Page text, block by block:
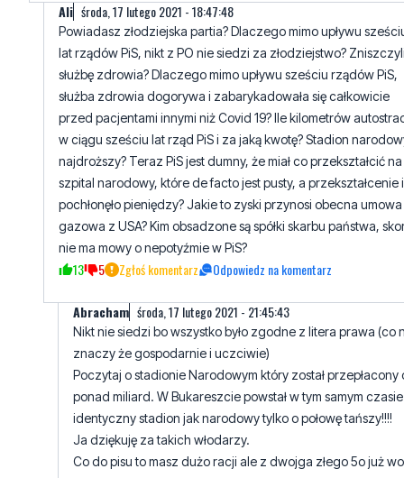
AIi środa, 17 lutego 2021 - 18:47:48
Powiadasz złodziejska partia? Dlaczego mimo upływu
lat rządów PiS, nikt z PO nie siedzi za złodziejstwo?
służbę zdrowia? Dlaczego mimo upływu sześciu rządów PiS,
służba zdrowia dogorywa i zabarykadowała się całkowicie
przed pacjentami innymi niż Covid 19? Ile kilometrów
w ciągu sześciu lat rząd PiS i za jaką kwotę? Stadion
najdroższy? Teraz PiS jest dumny, że miał co przekształcić na
szpital narodowy, które de facto jest pusty, a przekształcenie
pochłonęło pieniędzy? Jakie to zyski przynosi obecna umowa
gazowa z USA? Kim obsadzone są spółki skarbu państwa,
nie ma mowy o nepotyźmie w PiS?
13 5 Zgłoś komentarz Odpowiedz na komentarz
Abracham środa, 17 lutego 2021 - 21:45:43
Nikt nie siedzi bo wszystko było zgodne z litera prawa (co
znaczy że gospodarnie i uczciwie)
Poczytaj o stadionie Narodowym który został przepłacony
ponad miliard. W Bukareszcie powstał w tym samym
identyczny stadion jak narodowy tylko o połowę tańszy!!!!
Ja dziękuję za takich włodarzy.
Co do pisu to masz dużo racji ale z dwojga złego 5o już